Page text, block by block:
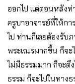
ออกไป แต่ตอนหลังท่
ครูบาอาจารย์ที่ให้ก
ไป ท่านก็เลยต้องรับ
พระเณรมากขึ้น ก็จะ
ไม่มีธรรมมาก ก็จะดึ
ธรรม ก็จะไปในทาง